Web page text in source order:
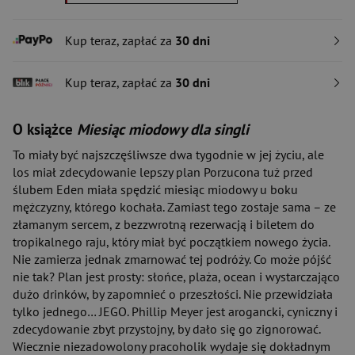
Kup teraz, zapłać za 30 dni
Kup teraz, zapłać za 30 dni
O książce Miesiąc miodowy dla singli
To miały być najszczęśliwsze dwa tygodnie w jej życiu, ale
los miał zdecydowanie lepszy plan Porzucona tuż przed
ślubem Eden miała spędzić miesiąc miodowy u boku
mężczyzny, którego kochała. Zamiast tego zostaje sama – ze
złamanym sercem, z bezzwrotną rezerwacją i biletem do
tropikalnego raju, który miał być początkiem nowego życia.
Nie zamierza jednak zmarnować tej podróży. Co może pójść
nie tak? Plan jest prosty: słońce, plaża, ocean i wystarczająco
dużo drinków, by zapomnieć o przeszłości. Nie przewidziała
tylko jednego… JEGO. Phillip Meyer jest arogancki, cyniczny i
zdecydowanie zbyt przystojny, by dało się go zignorować.
Wiecznie niezadowolony pracoholik wydaje się dokładnym